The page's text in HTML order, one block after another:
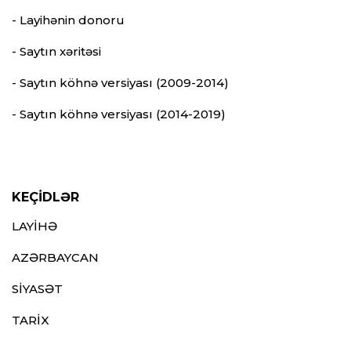
- Layihənin donoru
- Saytın xəritəsi
- Saytın köhnə versiyası (2009-2014)
- Saytın köhnə versiyası (2014-2019)
KEÇİDLƏR
LAYİHƏ
AZƏRBAYCAN
SİYASƏT
TARİX